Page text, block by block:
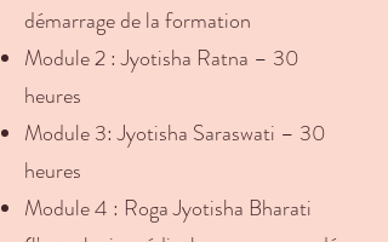
démarrage de la formation
Module 2 : Jyotisha Ratna – 30
heures
Module 3: Jyotisha Saraswati – 30
heures
Module 4 : Roga Jyotisha Bharati